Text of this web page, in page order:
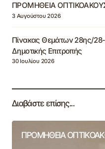
ΠΡΟΜΗΘΕΙΑ
3 Αυγούστου 2026
Πίνακας Θεμάτων 28ης/
Δημοτικής Επιτροπής
30 Ιουλίου 2026
Διαβάστε επίσης...
ΠΡΟΜΗΘΕΙΑ